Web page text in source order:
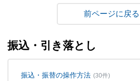
戻る
振込・引き落とし
振込・振替の操作方法 (30件)